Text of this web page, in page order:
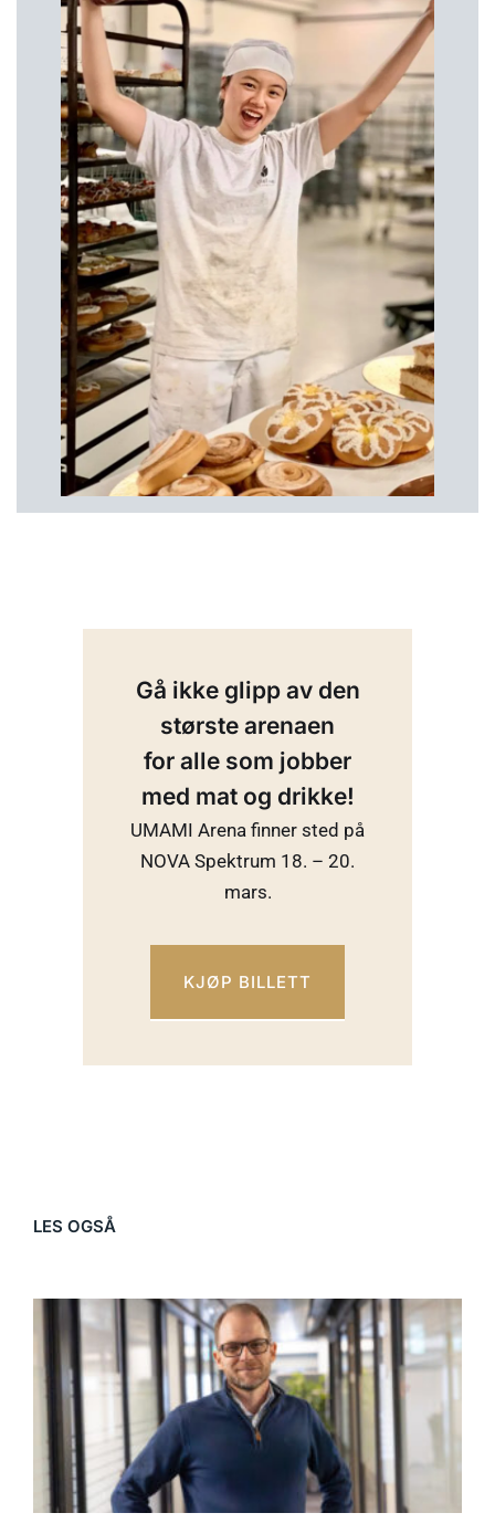
Gå ikke glipp av den
største arenaen
for alle som jobber
med mat og drikke!
UMAMI Arena finner sted på
NOVA Spektrum 18. – 20.
mars.
KJØP BILLETT
LES OGSÅ